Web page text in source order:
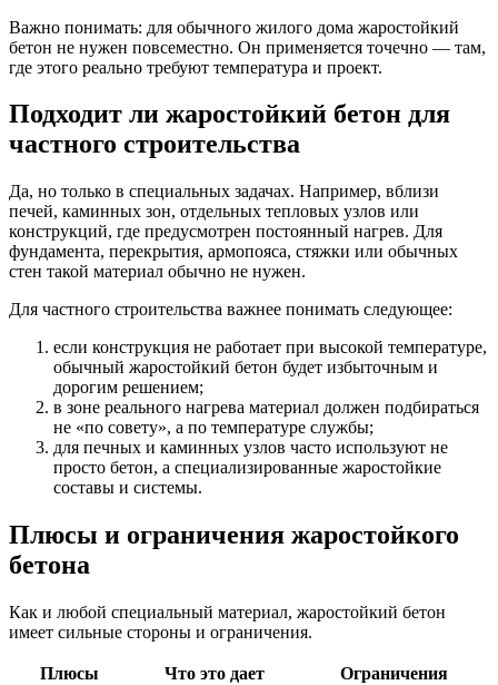
Важно понимать: для обычного жилого дома жаростойкий
бетон не нужен повсеместно. Он применяется точечно — там,
где этого реально требуют температура и проект.
Подходит ли жаростойкий бетон для
частного строительства
Да, но только в специальных задачах. Например, вблизи
печей, каминных зон, отдельных тепловых узлов или
конструкций, где предусмотрен постоянный нагрев. Для
фундамента, перекрытия, армопояса, стяжки или обычных
стен такой материал обычно не нужен.
Для частного строительства важнее понимать следующее:
если конструкция не работает при высокой температуре,
обычный жаростойкий бетон будет избыточным и
дорогим решением;
в зоне реального нагрева материал должен подбираться
не «по совету», а по температуре службы;
для печных и каминных узлов часто используют не
просто бетон, а специализированные жаростойкие
составы и системы.
Плюсы и ограничения жаростойкого
бетона
Как и любой специальный материал, жаростойкий бетон
имеет сильные стороны и ограничения.
Плюсы Что это дает
Ограничения